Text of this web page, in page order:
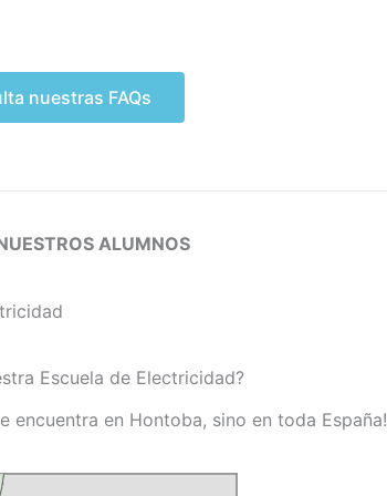
nuestras FAQs
ALUMNOS
Escuela de Electricidad?
encuentra en Hontoba, sino en toda España!